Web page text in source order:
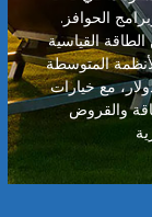
الحوافز.
القياسية
من 85،000 دولار والأنظمة المتوسطة
2.5 ميجاواط) من 420،000 دولار، مع خيارات
والقروض